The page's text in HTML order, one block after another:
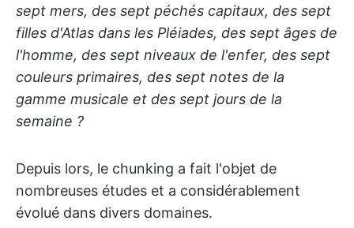
sept mers, des sept péchés capitaux, des sept
filles d'Atlas dans les Pléiades, des sept âges de
l'homme, des sept niveaux de l'enfer, des sept
couleurs primaires, des sept notes de la
gamme musicale et des sept jours de la
semaine ?
Depuis lors, le chunking a fait l'objet de
nombreuses études et a considérablement
évolué dans divers domaines.